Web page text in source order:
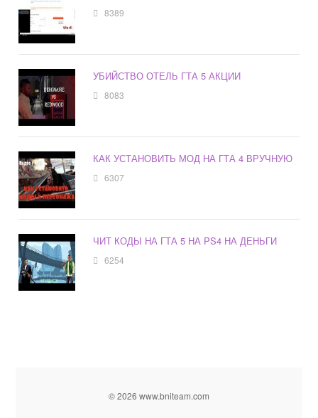
8389
УБИЙСТВО ОТЕЛЬ ГТА 5 АКЦИИ
8083
КАК УСТАНОВИТЬ МОД НА ГТА 4 ВРУЧНУЮ
6307
ЧИТ КОДЫ НА ГТА 5 НА PS4 НА ДЕНЬГИ
6254
© 2026 www.bniteam.com